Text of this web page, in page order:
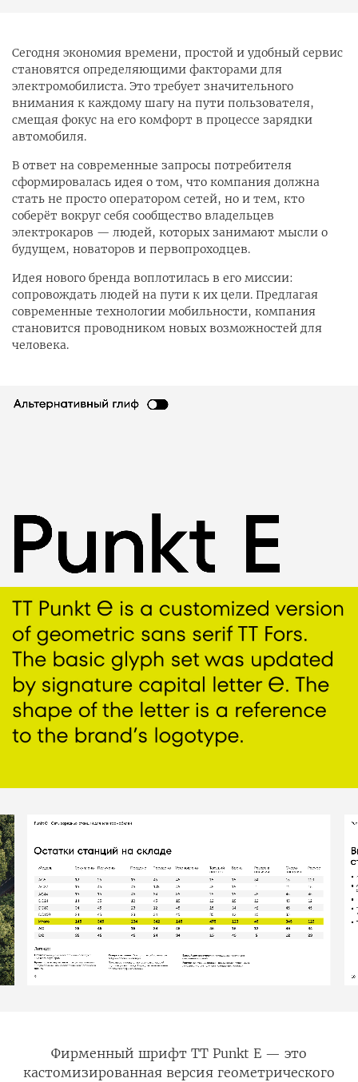
Сегодня экономия времени, простой и удобный сервис
становятся определяющими факторами для
электромобилиста. Это требует значительного
внимания к каждому шагу на пути пользователя,
смещая фокус на его комфорт в процессе зарядки
автомобиля.
В ответ на современные запросы потребителя
сформировалась идея о том, что компания должна
стать не просто оператором сетей, но и тем, кто
соберёт вокруг себя сообщество владельцев
электрокаров — людей, которых занимают мысли о
будущем, новаторов и первопроходцев.
Идея нового бренда воплотилась в его миссии:
сопровождать людей на пути к их цели. Предлагая
современные технологии мобильности, компания
становится проводником новых возможностей для
человека.
Фирменный шрифт TT Punkt E — это
кастомизированная версия геометрического